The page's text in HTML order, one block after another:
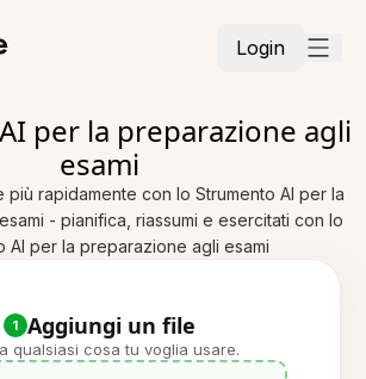
Login
per la preparazione agli
esami
più rapidamente con lo Strumento AI per la
- pianifica, riassumi e esercitati con lo
AI per la preparazione agli esami
1 Aggiungi un file
qualsiasi cosa tu voglia usare.